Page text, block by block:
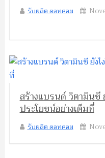
รับผลิต ดอทคอม
สร้างแบรนด์ วิตามินซี
ประโยชน์อย่างเต็มที่
รับผลิต ดอทคอม